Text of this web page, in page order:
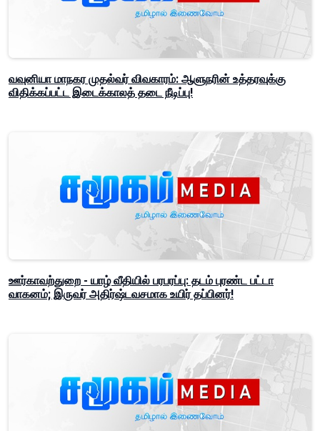
வவுனியா மாநகர முதல்வர் விவகாரம்: ஆளுநரின் உத்தரவுக்கு
விதிக்கப்பட்ட இடைக்காலத் தடை நீடிப்பு!
ஊர்காவற்துறை - யாழ் வீதியில் பரபரப்பு: தடம் புரண்ட பட்டா
வாகனம்; இருவர் அதிர்ஷ்டவசமாக உயிர் தப்பினர்!